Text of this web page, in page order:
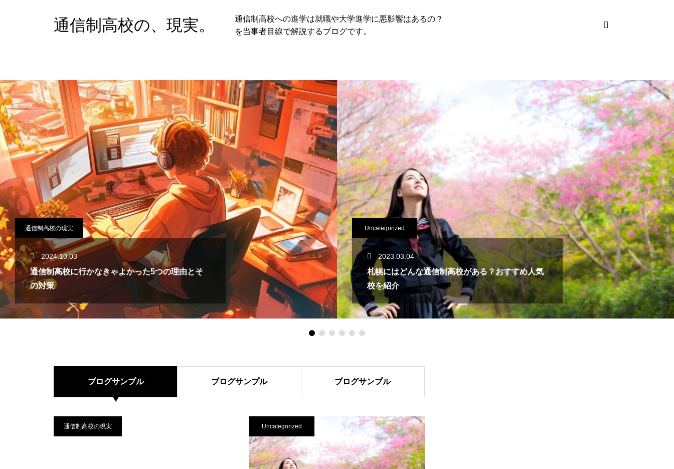
通信制高校の、現実。
通信制高校への進学は就職や大学進学に悪影響はあるの？
を当事者目線で解説するブログです。
通信制高校の現実
2024.10.03
通信制高校に行かなきゃよかった5つの理由とそ
の対策
Uncategorized
2023.03.04
札幌にはどんな通信制高校がある？おすすめ人気
校を紹介
ブログサンプル ブログサンプル ブログサンプル
通信制高校の現実 Uncategorized